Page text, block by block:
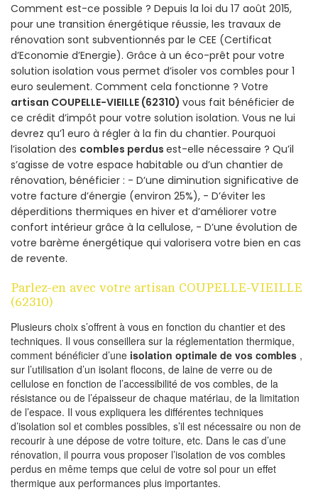
Comment est-ce possible ? Depuis la loi du 17 août 2015,
pour une transition énergétique réussie, les travaux de
rénovation sont subventionnés par le CEE (Certificat
d’Economie d’Energie). Grâce à un éco-prêt pour votre
solution isolation vous permet d’isoler vos combles pour 1
euro seulement. Comment cela fonctionne ? Votre
artisan COUPELLE-VIEILLE (62310) vous fait bénéficier de
ce crédit d’impôt pour votre solution isolation. Vous ne lui
devrez qu’1 euro à régler à la fin du chantier. Pourquoi
l’isolation des combles perdus est-elle nécessaire ? Qu’il
s’agisse de votre espace habitable ou d’un chantier de
rénovation, bénéficier : - D’une diminution significative de
votre facture d’énergie (environ 25%), - D’éviter les
déperditions thermiques en hiver et d’améliorer votre
confort intérieur grâce à la cellulose, - D’une évolution de
votre barème énergétique qui valorisera votre bien en cas
de revente.
Parlez-en avec votre artisan COUPELLE-VIEILLE
(62310)
Plusieurs choix s’offrent à vous en fonction du chantier et des
techniques. Il vous conseillera sur la réglementation thermique,
comment bénéficier d’une isolation optimale de vos combles ,
sur l’utilisation d’un isolant flocons, de laine de verre ou de
cellulose en fonction de l’accessibilité de vos combles, de la
résistance ou de l’épaisseur de chaque matériau, de la limitation
de l’espace. Il vous expliquera les différentes techniques
d’isolation sol et combles possibles, s’il est nécessaire ou non de
recourir à une dépose de votre toiture, etc. Dans le cas d’une
rénovation, il pourra vous proposer l’isolation de vos combles
perdus en même temps que celui de votre sol pour un effet
thermique aux performances plus importantes.